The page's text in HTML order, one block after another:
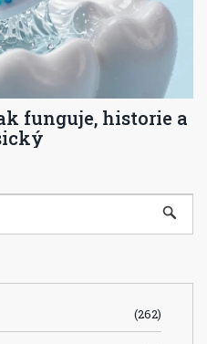
funguje, historie a
(262)